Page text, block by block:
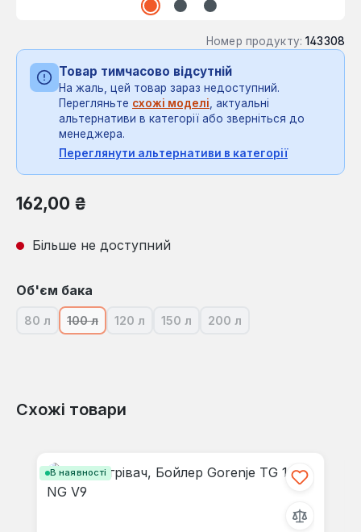
Номер продукту: 143308
Товар тимчасово відсутній
На жаль, цей товар зараз недоступний.
Перегляньте схожі моделі , актуальні
альтернативи в категорії або зверніться до
менеджера.
Переглянути альтернативи в категорії
Звичайна ціна:
162,00 ₴
Більше не доступний
Виберіть
Об'єм бака
80 л(Ця опція наразі недоступна.)
100 л(Ця опція наразі недоступна.)
120 л(Ця опція наразі недоступна.)
150 л(Ця опція наразі недоступна.)
200 л(Ця опція наразі
Схожі товари
В наявності